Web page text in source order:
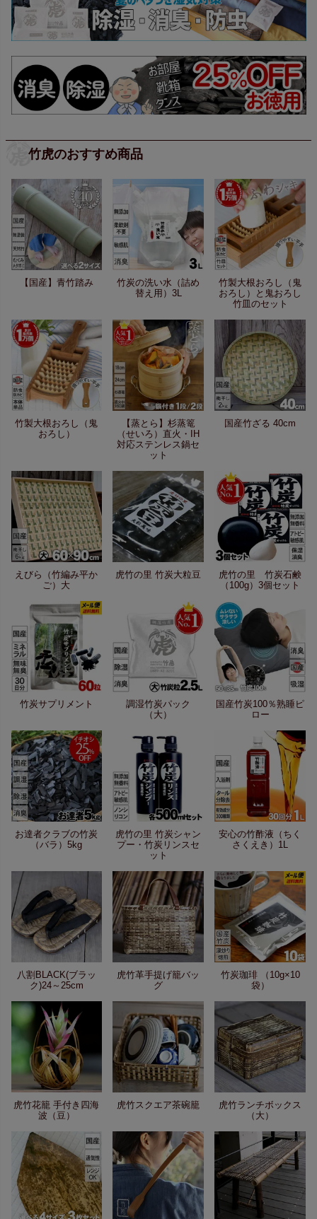
竹虎のおすすめ商品
【国産】青竹踏み
竹炭の洗い水（詰め
替え用）3L
竹製大根おろし（鬼
おろし）と鬼おろし
竹皿のセット
竹製大根おろし（鬼
おろし）
【蒸とら】杉蒸篭
（せいろ）直火・IH
対応ステンレス鍋セ
ット
国産竹ざる 40cm
えびら（竹編み平か
ご）大
虎竹の里 竹炭大粒豆
虎竹の里 竹炭石鹸
（100g）3個セット
竹炭サプリメント
調湿竹炭パック
（大）
国産竹炭100％熟睡ピ
ロー
お達者クラブの竹炭
（バラ）5kg
虎竹の里 竹炭シャン
プー・竹炭リンスセ
ット
安心の竹酢液（ちく
さくえき）1L
八割BLACK(ブラッ
ク)24～25cm
虎竹革手提げ籠バッ
グ
竹炭珈琲 （10g×10
袋）
虎竹花籠 手付き四海
波（豆）
虎竹スクエア茶碗籠
虎竹ランチボックス
（大）